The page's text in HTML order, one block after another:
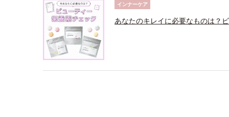
インナーケア
あなたのキレイに必要なものは？